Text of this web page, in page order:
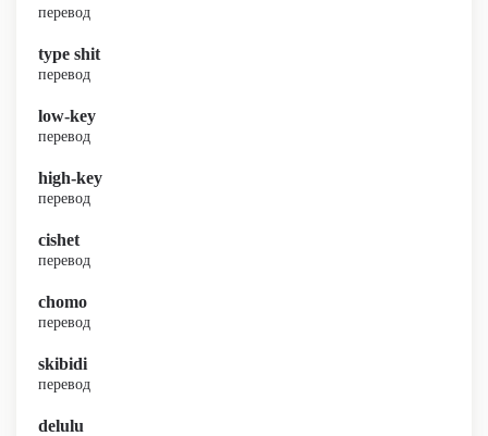
перевод
type shit
перевод
low-key
перевод
high-key
перевод
cishet
перевод
chomo
перевод
skibidi
перевод
delulu